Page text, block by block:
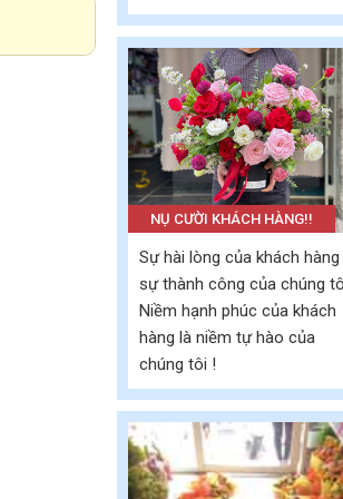
NỤ CƯỜI KHÁCH HÀNG!!
Sự hài lòng của khách hàng
sự thành công của chúng
Niềm hạnh phúc của khách
hàng là niềm tự hào của
chúng tôi !